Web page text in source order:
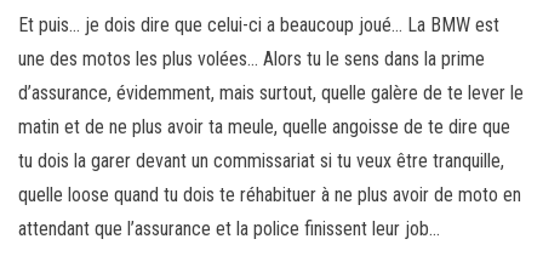
Et puis… je dois dire que celui-ci a beaucoup joué… La BMW est
une des motos les plus volées… Alors tu le sens dans la prime
d’assurance, évidemment, mais surtout, quelle galère de te lever le
matin et de ne plus avoir ta meule, quelle angoisse de te dire que
tu dois la garer devant un commissariat si tu veux être tranquille,
quelle loose quand tu dois te réhabituer à ne plus avoir de moto en
attendant que l’assurance et la police finissent leur job…